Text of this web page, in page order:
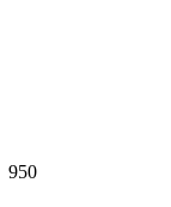
950